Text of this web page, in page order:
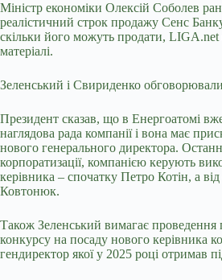
Міністр економіки Олексій Соболев
реалістичний строк продажу Сенс
скільки його можуть продати,
матеріалі.
Зеленський і Свириденко
Президент сказав, що в Енергоатомі
наглядова рада компанії і вона має
нового генерального директора.
корпоратизації, компанією керують
керівника – спочатку Петро Котін, а
Ковтонюк.
Також Зеленський вимагає проведення
конкурсу на посаду нового керівника
гендиректор якої у 2025 році отримав